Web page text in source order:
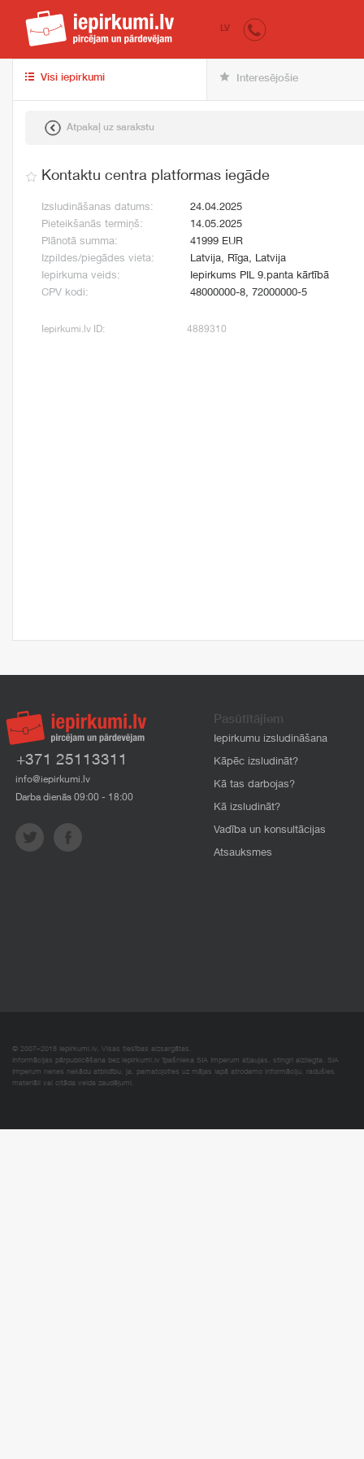
iepirkumi.lv
LV
Visi iepirkumi Interesējošie
Atpakaļ uz sarakstu
Kontaktu centra platformas iegāde
Izsludināšanas datums:
24.04.2025
Pieteikšanās termiņš:
14.05.2025
Plānotā summa:
41999 EUR
Izpildes/piegādes vieta:
Latvija, Rīga, Latvija
Iepirkuma veids:
Iepirkums PIL 9.panta kārtībā
CPV kodi:
48000000-8, 72000000-5
Iepirkumi.lv ID: 4889310
+371 25113311
info@iepirkumi.lv
Darba dienās 09:00 - 18:00
Pasūtītājiem
Iepirkumu izsludināšana
Kāpēc izsludināt?
Kā tas darbojas?
Kā izsludināt?
Vadība un konsultācijas
Atsauksmes
© 2007–2018 Iepirkumi.lv. Visas tiesības aizsargātas.
Informācijas pārpublicēšana bez iepirkumi.lv īpašnieka SIA Imperum atļaujas, stingri aizliegta. SIA
Imperum nenes nekādu atbildību, ja, pamatojoties uz mājas lapā atrodamo informāciju, radušies
materiāli vai citāda veida zaudējumi.